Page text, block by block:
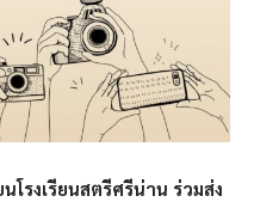
โรงเรียนสตรีศรีน่าน ร่วมส่ง